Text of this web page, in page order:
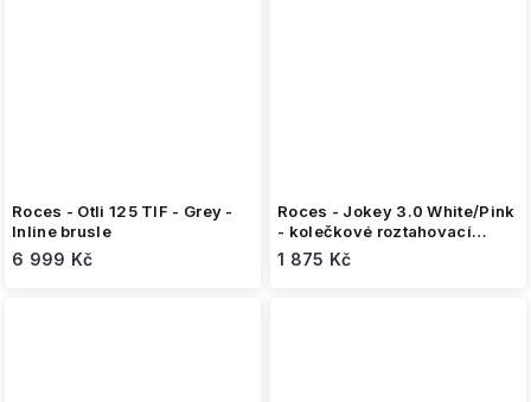
Roces - Otli 125 TIF - Grey -
Inline brusle
6 999 Kč
Roces - Jokey 3.0 White/Pink
- kolečkové roztahovací
brusle
1 875 Kč